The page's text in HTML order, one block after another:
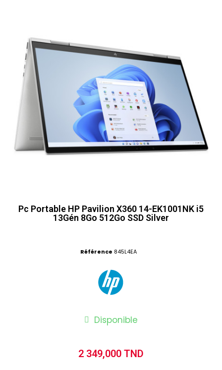
Pc Portable HP Pavilion X360 14-EK1001NK i5
13Gén 8Go 512Go SSD Silver
Référence 845L4EA
Disponible
2 349,000 TND